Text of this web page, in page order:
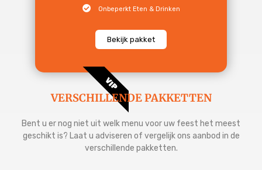
Onbeperkt Eten & Drinken
Bekijk pakket
VIP
VERSCHILLENDE PAKKETTEN
Bent u er nog niet uit welk menu voor uw feest het meest
geschikt is? Laat u adviseren of vergelijk ons aanbod in de
verschillende pakketten.